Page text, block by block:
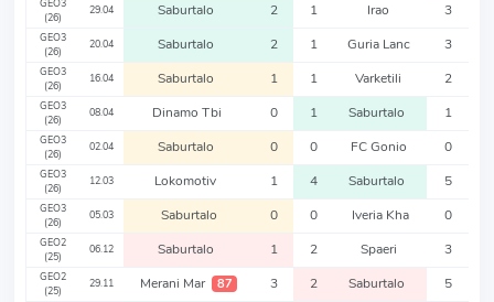
GEO3
(26)
29.04 Saburtalo 2 1 Irao 3
GEO3
(26)
20.04 Saburtalo 2 1 Guria Lanc 3
GEO3
(26)
16.04 Saburtalo 1 1 Varketili 2
GEO3
(26)
08.04 Dinamo Tbi 0 1 Saburtalo 1
GEO3
(26)
02.04 Saburtalo 0 0 FC Gonio 0
GEO3
(26)
12.03 Lokomotiv 1 4 Saburtalo 5
GEO3
(26)
05.03 Saburtalo 0 0 Iveria Kha 0
GEO2
(25)
06.12 Saburtalo 1 2 Spaeri 3
GEO2
(25)
29.11 Merani Mar 87 3 2 Saburtalo 5